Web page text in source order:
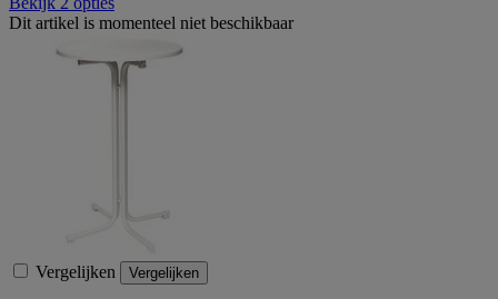
Dit artikel is momenteel niet beschikbaar
Vergelijken Vergelijken